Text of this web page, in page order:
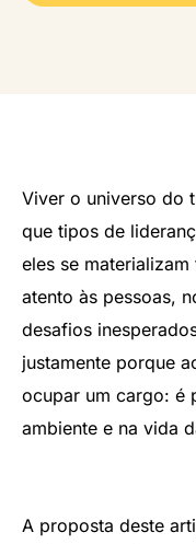
Viver o universo do
que tipos de
eles se
atento às pessoas,
desafios
justamente porque
ocupar um cargo: é
ambiente e na vida
A proposta deste